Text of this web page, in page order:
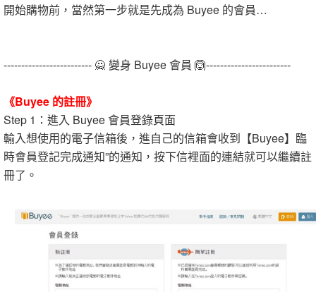
開始購物前，當然第一步就是先成為 Buyee 的會員…
------------------------- 🙅 變身 Buyee 會員 🙆------------------------
《Buyee 的註冊》
Step 1：進入 Buyee 會員登錄頁面
輸入想使用的電子信箱後，進自己的信箱會收到【Buyee】臨
時會員登記完成通知”的通知，按下信裡面的連結就可以繼續註
冊了。